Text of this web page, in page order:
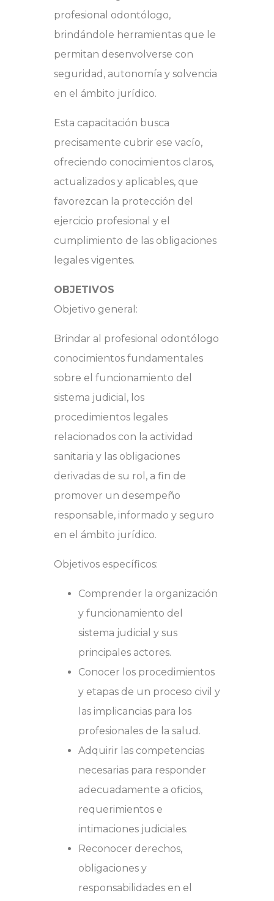
profesional odontólogo,
brindándole herramientas que le
permitan desenvolverse con
seguridad, autonomía y solvencia
en el ámbito jurídico.
Esta capacitación busca
precisamente cubrir ese vacío,
ofreciendo conocimientos claros,
actualizados y aplicables, que
favorezcan la protección del
ejercicio profesional y el
cumplimiento de las obligaciones
legales vigentes.
OBJETIVOS
Objetivo general:
Brindar al profesional odontólogo
conocimientos fundamentales
sobre el funcionamiento del
sistema judicial, los
procedimientos legales
relacionados con la actividad
sanitaria y las obligaciones
derivadas de su rol, a fin de
promover un desempeño
responsable, informado y seguro
en el ámbito jurídico.
Objetivos específicos:
Comprender la organización
y funcionamiento del
sistema judicial y sus
principales actores.
Conocer los procedimientos
y etapas de un proceso civil y
las implicancias para los
profesionales de la salud.
Adquirir las competencias
necesarias para responder
adecuadamente a oficios,
requerimientos e
intimaciones judiciales.
Reconocer derechos,
obligaciones y
responsabilidades en el